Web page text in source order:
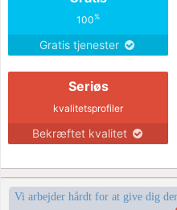
100%
Gratis tjenester
Seriøs
kvalitetsprofiler
Bekræftet kvalitet
Vi arbejder hårdt for at give dig